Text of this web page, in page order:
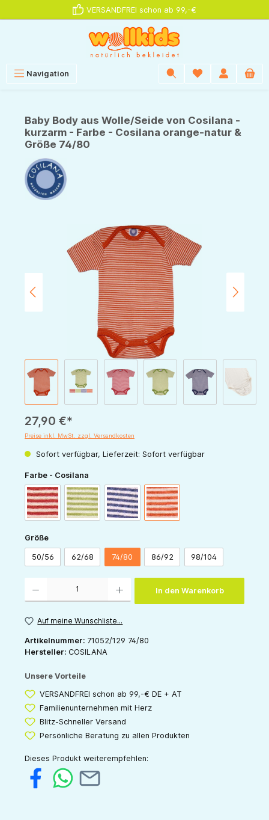
VERSANDFREI schon ab 99,-€
Navigation
Baby Body aus Wolle/Seide von Cosilana -
kurzarm - Farbe - Cosilana orange-natur &
Größe 74/80
Bildergalerie überspringen
27,90 €*
Preise inkl. MwSt. zzgl. Versandkosten
Sofort verfügbar, Lieferzeit: Sofort verfügbar
Farbe - Cosilana
rot-natur grün-naturmarine-naturorange-natur
Größeauswählen
50/56 62/68 74/80 86/92 98/104
In den Warenkorb
Auf meine Wunschliste...
Artikelnummer: 71052/129 74/80
Hersteller: COSILANA
Unsere Vorteile
VERSANDFREI schon ab 99,-€ DE + AT
Familienunternehmen mit Herz
Blitz-Schneller Versand
Persönliche Beratung zu allen Produkten
Dieses Produkt weiterempfehlen: